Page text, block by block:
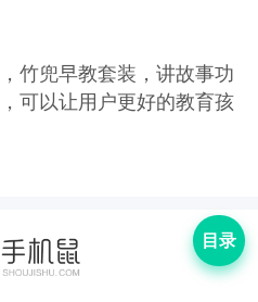
竹兜早教套装，讲故事功
可以让用户更好的教育孩
目录